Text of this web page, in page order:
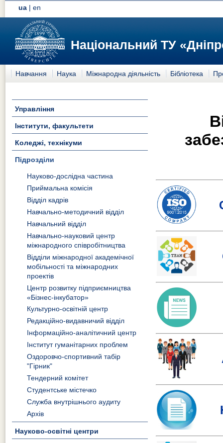
ua |en
Національний ТУ
Навчання Наука Міжнародна діяльність Бібліотека
Управління
Інститути, факультети
Коледжі, технікуми
Підрозділи
Науково-дослідна частина
Приймальна комісія
Відділ кадрів
Навчально-методичний відділ
Навчальний відділ
Навчально-науковий центр
міжнародного співробітництва
Відділи міжнародної академічної
мобільності та міжнародних
проектів
Центр розвитку підприємництва
«Бізнес-інкубатор»
Культурно-освітній центр
Редакційно-видавничий відділ
Інформаційно-аналітичний центр
Інститут гуманітарних проблем
Оздоровчо-спортивний табір
"Гірник"
Тендерний комітет
Студентське містечко
Служба внутрішнього аудиту
Архів
Науково-освітні центри